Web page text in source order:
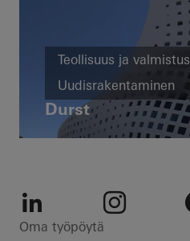
Teollisuus ja valmistus
Uudisrakentaminen
Julkisivut
Italy
Durst
LinkedIn Instagram
Oma työpöytä